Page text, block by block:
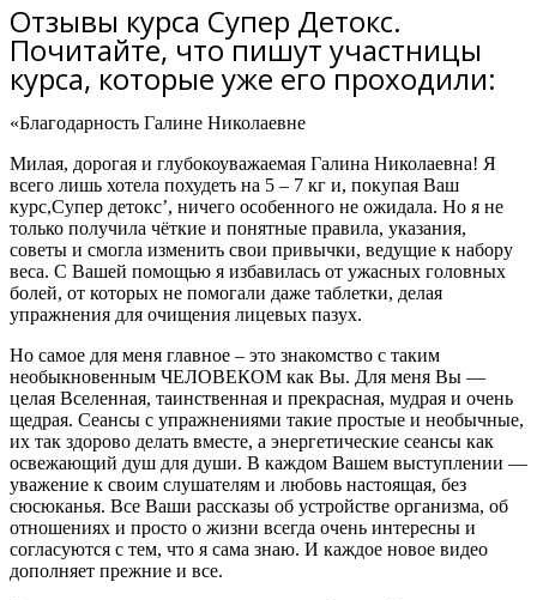
Отзывы курса Супер Детокс.
Почитайте, что пишут участницы
курса, которые уже его проходили:
«Благодарность Галине Николаевне
Милая, дорогая и глубокоуважаемая Галина Николаевна! Я
всего лишь хотела похудеть на 5 – 7 кг и, покупая Ваш
курс,Супер детокс’, ничего особенного не ожидала. Но я не
только получила чёткие и понятные правила, указания,
советы и смогла изменить свои привычки, ведущие к набору
веса. С Вашей помощью я избавилась от ужасных головных
болей, от которых не помогали даже таблетки, делая
упражнения для очищения лицевых пазух.
Но самое для меня главное – это знакомство с таким
необыкновенным ЧЕЛОВЕКОМ как Вы. Для меня Вы —
целая Вселенная, таинственная и прекрасная, мудрая и очень
щедрая. Сеансы с упражнениями такие простые и необычные,
их так здорово делать вместе, а энергетические сеансы как
освежающий душ для души. В каждом Вашем выступлении —
уважение к своим слушателям и любовь настоящая, без
сюсюканья. Все Ваши рассказы об устройстве организма, об
отношениях и просто о жизни всегда очень интересны и
согласуются с тем, что я сама знаю. И каждое новое видео
дополняет прежние и все.